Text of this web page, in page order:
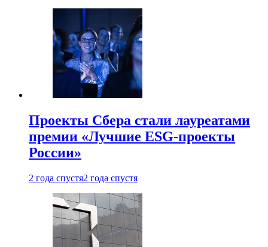
Проекты Сбера стали лауреатами
премии «Лучшие ESG-проекты
России»
2 года спустя2 года спустя